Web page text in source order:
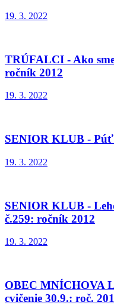
19. 3. 2022
TRÚFALCI - Ako
ročník 2012
19. 3. 2022
SENIOR KLUB -
19. 3. 2022
SENIOR KLUB -
č.259: ročník 2012
19. 3. 2022
OBEC MNÍCHOVA
cvičenie 30.9.: roč.